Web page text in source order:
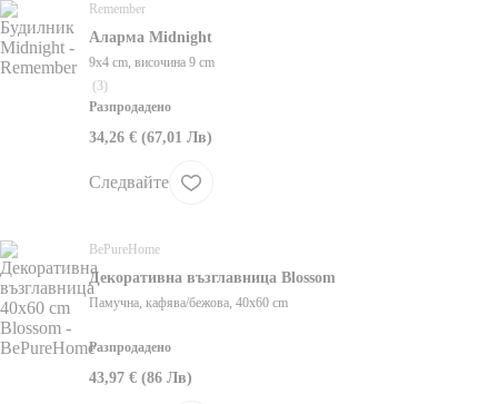
Remember
Аларма Midnight
9x4 cm, височина 9 cm
(3)
Разпродадено
34,26 € (67,01 Лв)
Следвайте
BePureHome
Декоративна възглавница Blossom
Памучна, кафява/бежова, 40x60 cm
Разпродадено
43,97 € (86 Лв)